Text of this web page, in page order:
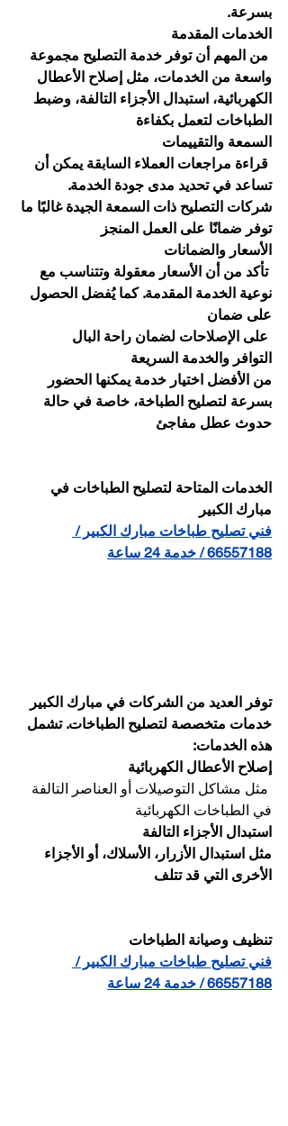
بسرعة.
الخدمات المقدمة
من المهم أن توفر خدمة التصليح مجموعة
واسعة من الخدمات، مثل إصلاح الأعطال
الكهربائية، استبدال الأجزاء التالفة، وضبط
الطباخات لتعمل بكفاءة
السمعة والتقييمات
قراءة مراجعات العملاء السابقة يمكن أن
تساعد في تحديد مدى جودة الخدمة.
شركات التصليح ذات السمعة الجيدة غالبًا ما
توفر ضمانًا على العمل المنجز
الأسعار والضمانات
تأكد من أن الأسعار معقولة وتتناسب مع
نوعية الخدمة المقدمة. كما يُفضل الحصول
على ضمان
على الإصلاحات لضمان راحة البال
التوافر والخدمة السريعة
من الأفضل اختيار خدمة يمكنها الحضور
بسرعة لتصليح الطباخة، خاصة في حالة
حدوث عطل مفاجئ
الخدمات المتاحة لتصليح الطباخات في
مبارك الكبير
فني تصليح طباخات مبارك الكبير /
66557188 / خدمة 24 ساعة
توفر العديد من الشركات في مبارك الكبير
خدمات متخصصة لتصليح الطباخات. تشمل
هذه الخدمات:
إصلاح الأعطال الكهربائية
مثل مشاكل التوصيلات أو العناصر التالفة
في الطباخات الكهربائية
استبدال الأجزاء التالفة
مثل استبدال الأزرار، الأسلاك، أو الأجزاء
الأخرى التي قد تتلف
تنظيف وصيانة الطباخات
فني تصليح طباخات مبارك الكبير /
66557188 / خدمة 24 ساعة